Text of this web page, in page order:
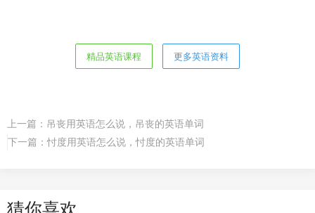
精品英语课程 更多英语资料
上一篇： 吊丧用英语怎么说，吊丧的英语单词
下一篇： 忖度用英语怎么说，忖度的英语单词
猜你喜欢